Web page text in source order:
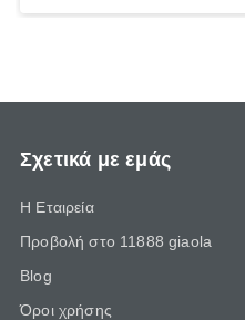
Σχετικά με εμάς
Η Εταιρεία
Προβολή στο 11888 giaola
Blog
Όροι χρήσης